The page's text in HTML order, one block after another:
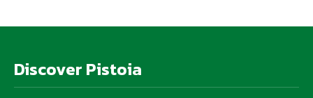
Discover Pistoia